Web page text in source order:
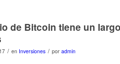
de Bitcoin tiene un
/ en Inversiones / por admin